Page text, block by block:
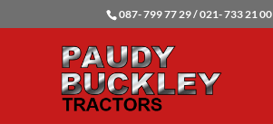
087- 799 77 29 / 021- 733 21 00